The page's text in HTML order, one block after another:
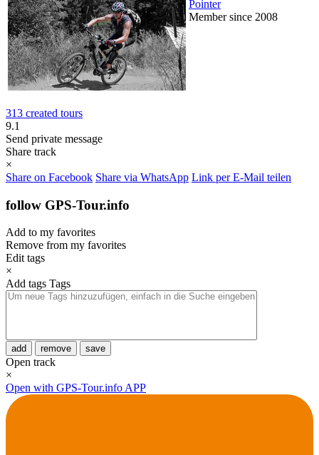
Pointer
Member since 2008
313 created tours
9.1
Send private message
Share track
×
Share on Facebook Share via WhatsApp Link per E-Mail teilen
follow GPS-Tour.info
Add to my favorites
Remove from my favorites
Edit tags
×
Add tags Tags
add remove save
Open track
×
Open with GPS-Tour.info APP